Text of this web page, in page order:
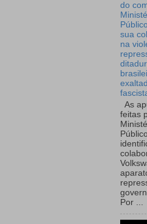
do
sua
na
As
feitas
Por ...